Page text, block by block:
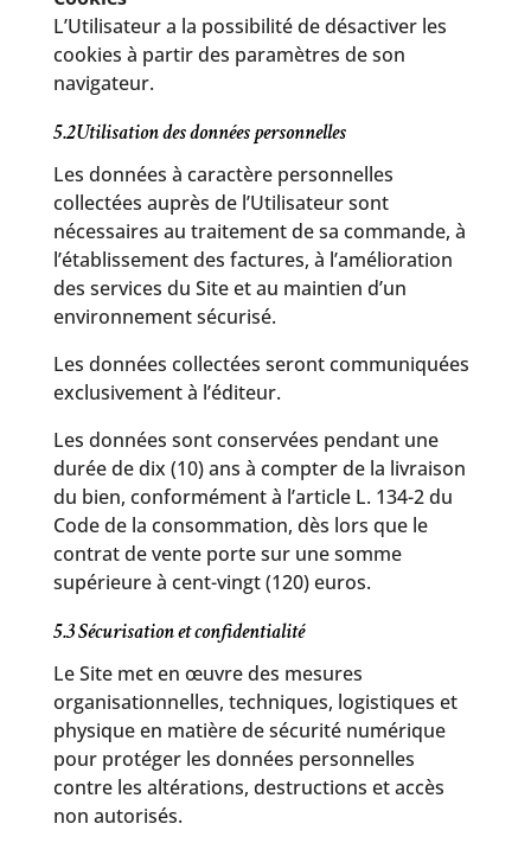
L’Utilisateur a la possibilité de désactiver les
cookies à partir des paramètres de son
navigateur.
5.2Utilisation des données personnelles
Les données à caractère personnelles
collectées auprès de l’Utilisateur sont
nécessaires au traitement de sa commande, à
l’établissement des factures, à l’amélioration
des services du Site et au maintien d’un
environnement sécurisé.
Les données collectées seront communiquées
exclusivement à l’éditeur.
Les données sont conservées pendant une
durée de dix (10) ans à compter de la livraison
du bien, conformément à l’article L. 134-2 du
Code de la consommation, dès lors que le
contrat de vente porte sur une somme
supérieure à cent-vingt (120) euros.
5.3 Sécurisation et confidentialité
Le Site met en œuvre des mesures
organisationnelles, techniques, logistiques et
physique en matière de sécurité numérique
pour protéger les données personnelles
contre les altérations, destructions et accès
non autorisés.